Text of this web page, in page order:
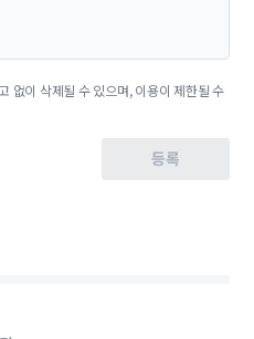
없이 삭제될 수 있으며, 이용이 제한될 수
등록